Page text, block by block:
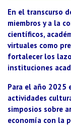
En el transcurso
miembros y a la
científicos,
virtuales como
fortalecer los
instituciones
Para el año 2025
actividades
simposios sobre
economía con la